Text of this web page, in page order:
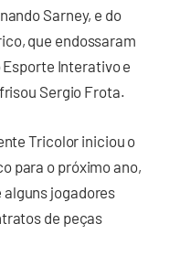
Sarney, e do
que endossaram
Interativo e
Sergio Frota.
Tricolor iniciou o
para o próximo ano,
jogadores
de peças